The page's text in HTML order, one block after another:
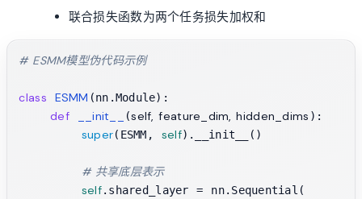
联合损失函数为两个任务损失加权和
# ESMM模型伪代码示例
class ESMM (nn.Module):
def __init__ (self, feature_dim, hidden_dims ):
super(ESMM, self).__init__()
# 共享底层表示
self.shared_layer = nn.Sequential(